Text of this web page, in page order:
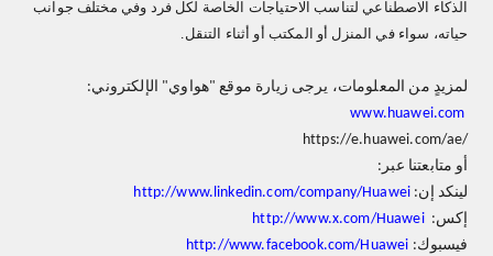
الذكاء الاصطناعي لتناسب الاحتياجات الخاصة لكل فرد وفي مختلف جوانب
حياته، سواء في المنزل أو المكتب أو أثناء التنقل.
لمزيدٍ من المعلومات، يرجى زيارة موقع "هواوي" الإلكتروني:
www.huawei.com
https://e.huawei.com/ae/
أو متابعتنا عبر:
لينكد إن: http://www.linkedin.com/company/Huawei
إكس: http://www.x.com/Huawei
فيسبوك: http://www.facebook.com/Huawei